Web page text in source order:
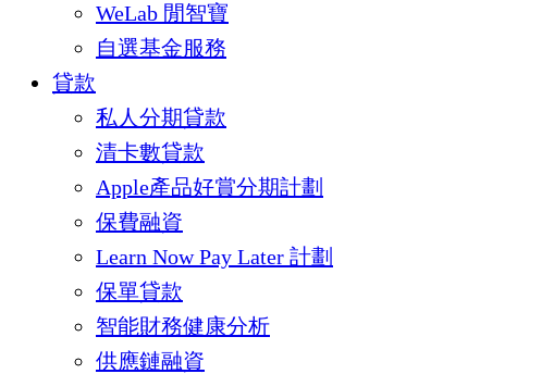
WeLab 閒智寶
自選基金服務
貸款
私人分期貸款
清卡數貸款
Apple產品好賞分期計劃
保費融資
Learn Now Pay Later 計劃
保單貸款
智能財務健康分析
供應鏈融資